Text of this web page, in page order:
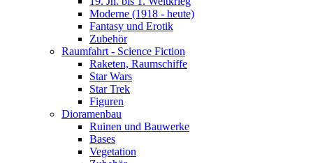
Moderne (1918 - heute)
Fantasy und Erotik
Zubehör
Raumfahrt - Science Fiction
Raketen, Raumschiffe
Star Wars
Star Trek
Figuren
Dioramenbau
Ruinen und Bauwerke
Bases
Vegetation